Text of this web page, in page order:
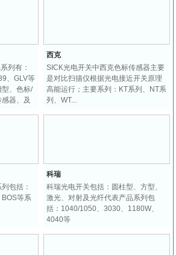
列有：
、GLV等
型、色标/
器、及
西克
SICK光电开关中西克色标传感器主要
是对比扫描仪根据光电接近开关原理
高能运行；主要系列：KT系列、NT系
列、WT...
包括：
BOS等系
科瑞
科瑞光电开关包括：圆柱型、方型、
激光、对射及光纤代表产品系列包
括：1040/1050、3030、1180W、
4040等